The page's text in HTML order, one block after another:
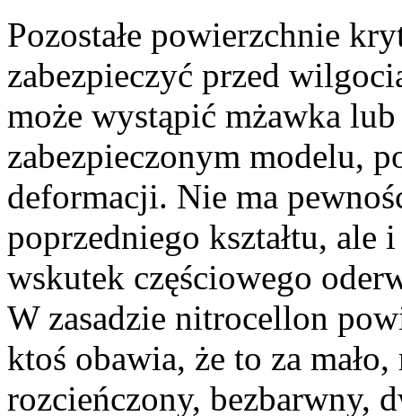
Pozostałe powierzchnie
zabezpieczyć przed
może wystąpić mżawka
zabezpieczonym modelu,
deformacji. Nie ma
poprzedniego kształtu, ale
wskutek częściowego
W zasadzie nitrocellon
ktoś obawia, że to za
rozcieńczony, bezbarwny,